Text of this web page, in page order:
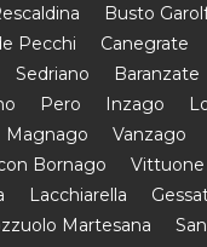
Busto
Pecchi
Canegrate
Sedriano Baranzate
Pero Inzago
Magnago Vanzago
Bornago
Vittuone
Lacchiarella
Martesana